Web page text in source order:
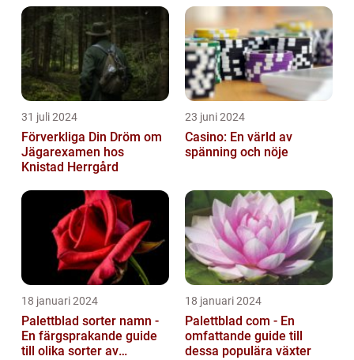
aktiviteter. De är tillverkade av tekniska m...
31 juli 2024
Förverkliga Din Dröm om
Jägarexamen hos
Knistad Herrgård
23 juni 2024
Casino: En värld av
spänning och nöje
18 januari 2024
Palettblad sorter namn -
En färgsprakande guide
till olika sorter av
18 januari 2024
Palettblad com - En
omfattande guide till
dessa populära växter